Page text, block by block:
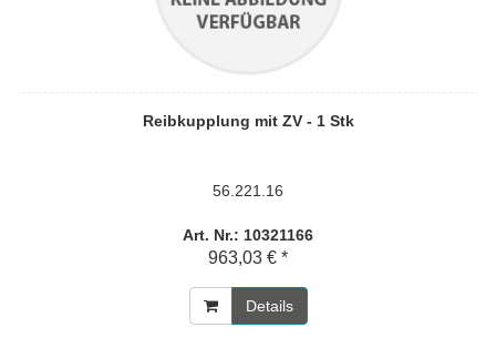
Reibkupplung mit ZV - 1 Stk
56.221.16
Art. Nr.: 10321166
963,03 € *
Details